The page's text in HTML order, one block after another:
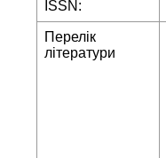
ISSN:
Перелік
літератури